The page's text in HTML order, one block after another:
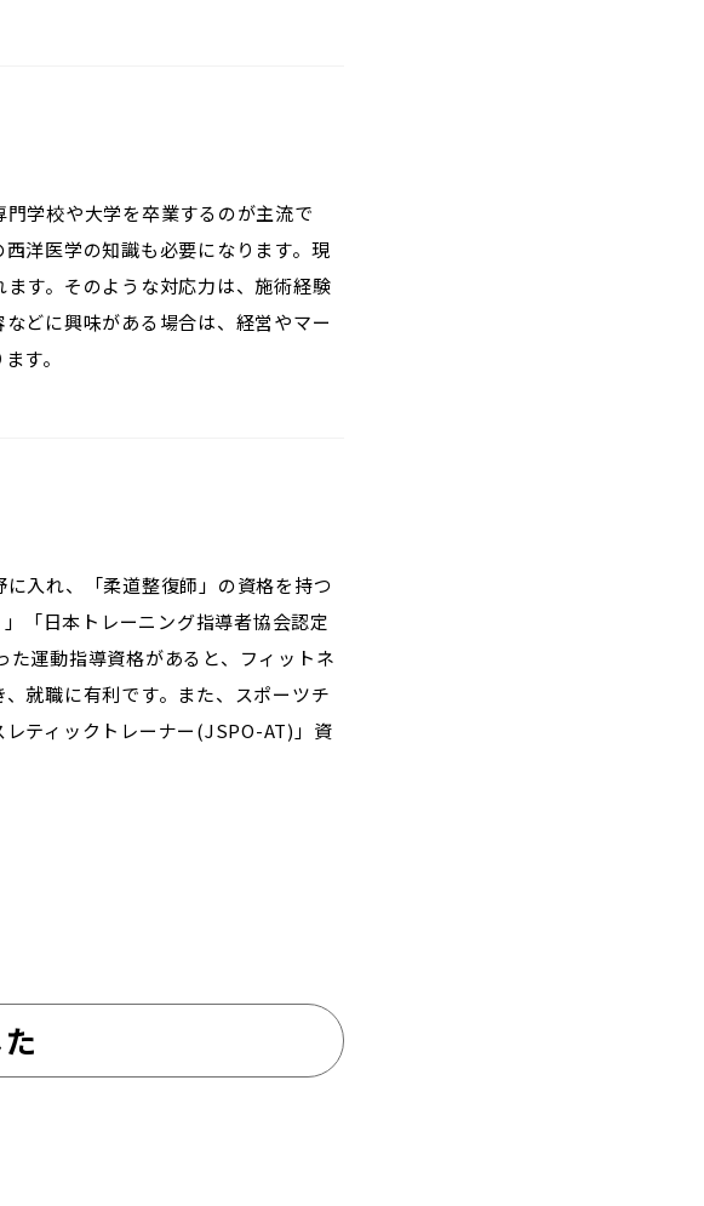
学校や大学を卒業するのが主流で
洋医学の知識も必要になります。現
す。そのような対応力は、施術経験
どに興味がある場合は、経営やマー
す。
入れ、「柔道整復師」の資格を持つ
「日本トレーニング指導者協会認定
運動指導資格があると、フィットネ
就職に有利です。また、スポーツチ
ティックトレーナー(JSPO-AT)」資